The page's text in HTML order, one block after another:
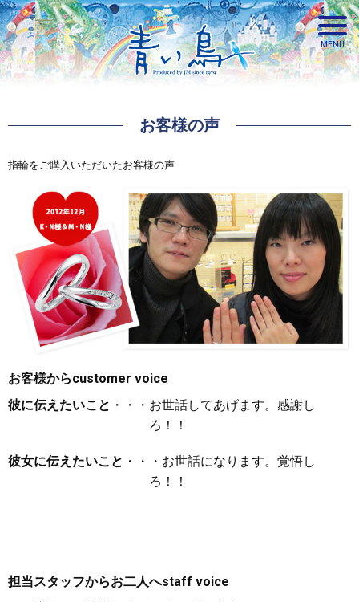
お客様の声
指輪をご購入いただいたお客様の声
お客様からcustomer voice
彼に伝えたいこと ・・・お世話してあげます。感謝し
ろ！！
彼女に伝えたいこと ・・・お世話になります。覚悟し
ろ！！
担当スタッフからお二人へstaff voice